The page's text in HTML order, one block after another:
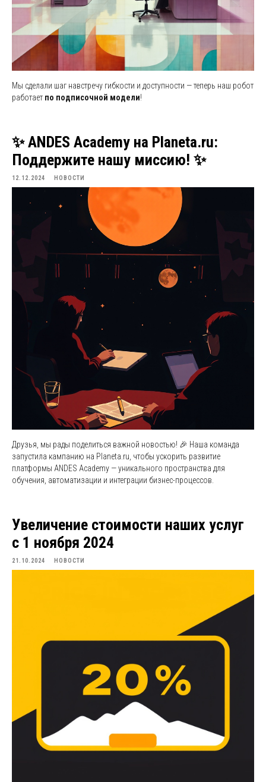
Мы сделали шаг навстречу гибкости и доступности — теперь наш робот
работает по подписочной модели!
✨ ANDES Academy на Planeta.ru:
Поддержите нашу миссию! ✨
12.12.2024 НОВОСТИ
Друзья, мы рады поделиться важной новостью! 🎉 Наша команда
запустила кампанию на Planeta.ru, чтобы ускорить развитие
платформы ANDES Academy — уникального пространства для
обучения, автоматизации и интеграции бизнес-процессов.
Увеличение стоимости наших услуг
с 1 ноября 2024
21.10.2024 НОВОСТИ